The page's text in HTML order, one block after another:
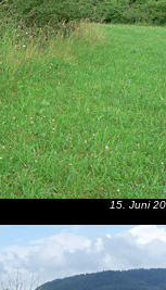
15. Juni